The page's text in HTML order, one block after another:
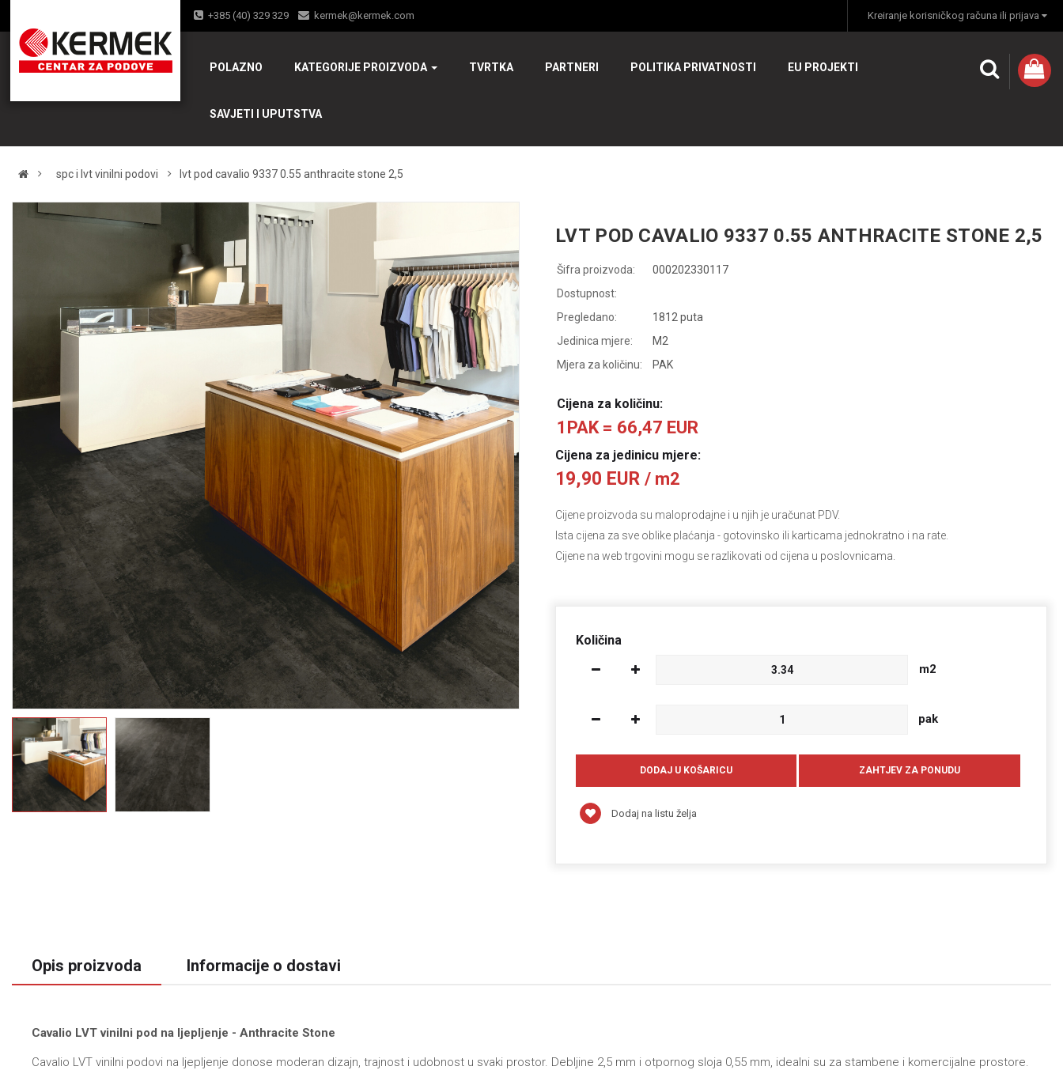
+385 (40) 329 329 kermek@kermek.com Kreiranje korisničkog računa ili prijava
POLAZNO KATEGORIJE PROIZVODA TVRTKA PARTNERI POLITIKA PRIVATNOSTI EU PROJEKTI
SAVJETI I UPUTSTVA
spc i lvt vinilni podovi lvt pod cavalio 9337 0.55 anthracite stone 2,5
LVT POD CAVALIO 9337 0.55 ANTHRACITE STONE 2,5
Šifra proizvoda:
000202330117
Dostupnost:
Pregledano:
1812 puta
Jedinica mjere:
M2
Mjera za količinu:
PAK
Cijena za količinu:
1PAK = 66,47 EUR
Cijena za jedinicu mjere:
19,90 EUR / m2
Cijene proizvoda su maloprodajne i u njih je uračunat PDV.
Ista cijena za sve oblike plaćanja - gotovinsko ili karticama jednokratno i na rate.
Cijene na web trgovini mogu se razlikovati od cijena u poslovnicama.
Količina
m2
pak
Dodaj na listu želja
Opis proizvoda Informacije o dostavi
Cavalio LVT vinilni pod na ljepljenje - Anthracite Stone
Cavalio LVT vinilni podovi na ljepljenje donose moderan dizajn, trajnost i udobnost u svaki prostor. Debljine 2,5 mm i otpornog sloja 0,55 mm, idealni su za stambene i komercijalne prostore.